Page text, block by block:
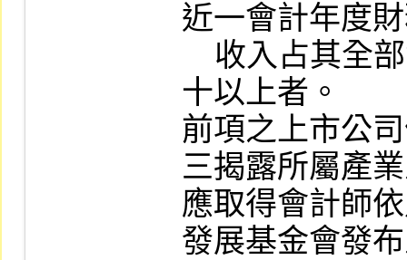
近一會計年度
十以上者。
前項之上市公
三揭露所屬產
應取得會計師
發展基金會發